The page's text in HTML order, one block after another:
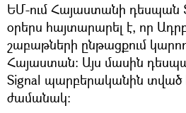
ԵՄ-ում Հայաստանի դեսպան
օրերս հայտարարել է, որ
շաբաթների ընթացքում կարող
Հայաստան։ Այս մասին
Signal պարբերականին տված
ժամանակ։